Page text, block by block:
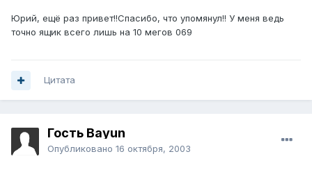
Юрий, ещё раз привет!!Спасибо, что упомянул!! У меня ведь
точно ящик всего лишь на 10 мегов 069
Цитата
Гость Bayun
Опубликовано 16 октября, 2003